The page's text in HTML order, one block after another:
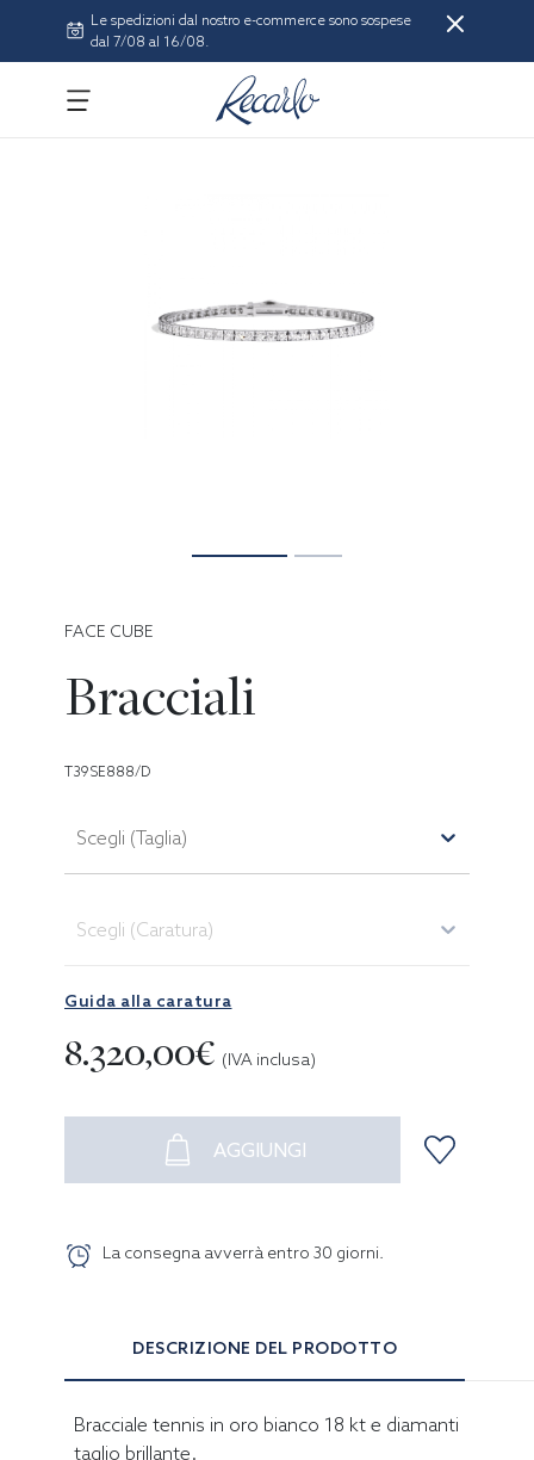
Le spedizioni dal nostro e-commerce sono sospese
dal 7/08 al 16/08.
FACE CUBE
Bracciali
T39SE888/D
Scegli (Taglia)
Scegli (Caratura)
Guida alla caratura
8.320,00€ (IVA inclusa)
AGGIUNGI
La consegna avverrà entro 30 giorni.
DESCRIZIONE DEL PRODOTTO
Bracciale tennis in oro bianco 18 kt e diamanti
taglio brillante.